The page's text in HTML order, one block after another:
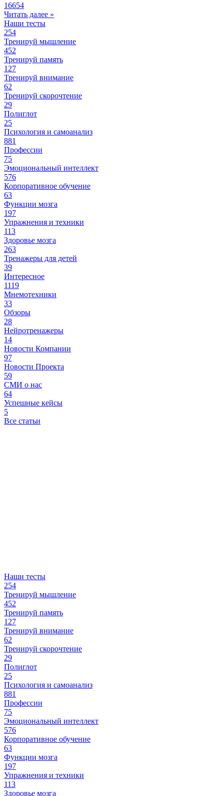
16654
Читать далее »
Наши тесты
254
Тренируй мышление
452
Тренируй память
127
Тренируй внимание
62
Тренируй скорочтение
29
Полиглот
25
Психология и самоанализ
881
Профессии
75
Эмоциональный интеллект
576
Корпоративное обучение
63
Функции мозга
197
Упражнения и техники
113
Здоровье мозга
263
Тренажеры для детей
39
Интересное
1119
Мнемотехники
33
Обзоры
28
Нейротренажеры
14
Новости Компании
97
Новости Проекта
59
СМИ о нас
64
Успешные кейсы
5
Все статьи
Наши тесты
254
Тренируй мышление
452
Тренируй память
127
Тренируй внимание
62
Тренируй скорочтение
29
Полиглот
25
Психология и самоанализ
881
Профессии
75
Эмоциональный интеллект
576
Корпоративное обучение
63
Функции мозга
197
Упражнения и техники
113
Здоровье мозга